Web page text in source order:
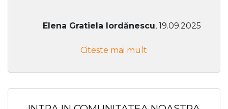
Elena Gratiela Iordănescu, 19.09.2025
Citeste mai mult